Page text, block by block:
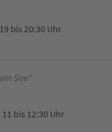
bis 20:30 Uhr
See“
bis 12:30 Uhr